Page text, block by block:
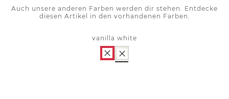
Auch unsere anderen Farben werden dir stehen. Entdecke
diesen Artikel in den vorhandenen Farben.
vanilla white